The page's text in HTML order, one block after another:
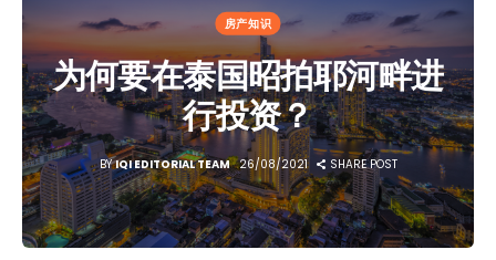
月讯
数位媒体
房产入门
全球市场洞察
房产知识
为何要在泰国昭拍耶河畔进
行投资？
BY IQI EDITORIAL TEAM 26/08/2021 SHARE POST